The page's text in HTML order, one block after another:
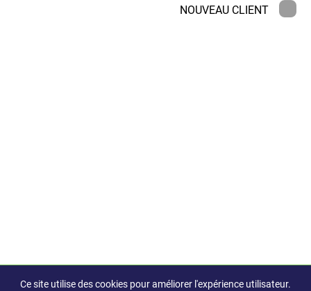
NOUVEAU CLIENT
Ce site utilise des cookies pour améliorer l'expérience utilisateur.